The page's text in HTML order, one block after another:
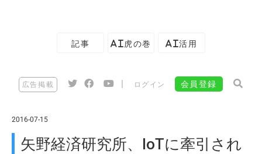
記事 AI虎の巻 AI活用
広告掲載 ログイン 会員登録
2016-07-15
矢野経済研究所、IoTに牽引され